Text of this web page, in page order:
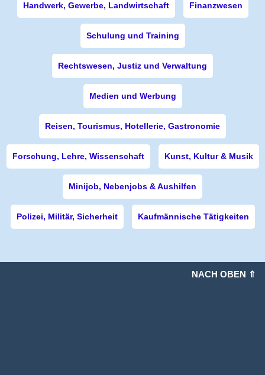
Handwerk, Gewerbe, Landwirtschaft Finanzwesen
Schulung und Training
Rechtswesen, Justiz und Verwaltung
Medien und Werbung
Reisen, Tourismus, Hotellerie, Gastronomie
Forschung, Lehre, Wissenschaft Kunst, Kultur & Musik
Minijob, Nebenjobs & Aushilfen
Polizei, Militär, Sicherheit Kaufmännische Tätigkeiten
NACH OBEN ⇑